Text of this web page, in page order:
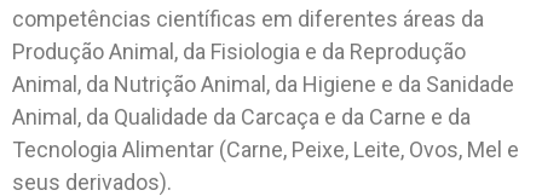
competências científicas em diferentes áreas da
Produção Animal, da Fisiologia e da Reprodução
Animal, da Nutrição Animal, da Higiene e da Sanidade
Animal, da Qualidade da Carcaça e da Carne e da
Tecnologia Alimentar (Carne, Peixe, Leite, Ovos, Mel e
seus derivados).